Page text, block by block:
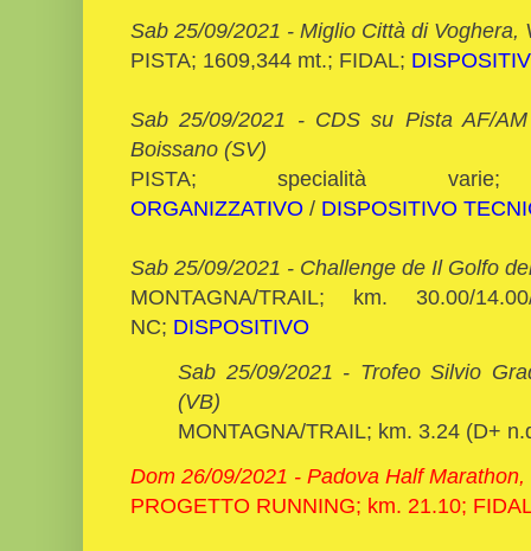
Sab 25/09/2021 - Miglio Città di Voghera,
PISTA; 1609,344 mt.; FIDAL;
Sab 25/09/2021 - CDS su Pista AF/
Boissano (SV)
PISTA; specialità
ORGANIZZATIVO / DISPOSITIVO
Sab 25/09/2021 - Challenge de Il Golfo
MONTAGNA/TRAIL; km. 30.00/
NC; DISPOSITIVO
Sab 25/09/2021 - Trofeo Silvio
(VB)
MONTAGNA/TRAIL; km. 3.24 (D+
Dom 26/09/2021 - Padova Half
PROGETTO RUNNING; km. 21.10;